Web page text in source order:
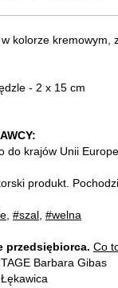
kolorze kremowym,
- 2 x 15 cm
do krajów Unii
produkt.
#szal #welna
przedsiębiorca. Co
Barbara Gibas